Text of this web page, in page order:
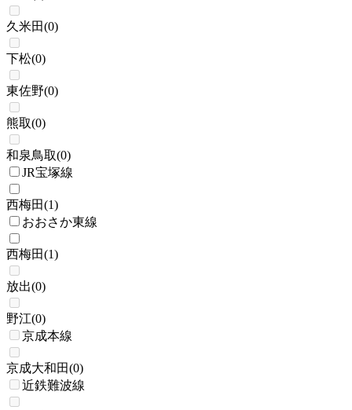
久米田(0)
下松(0)
東佐野(0)
熊取(0)
和泉鳥取(0)
JR宝塚線
西梅田(1)
おおさか東線
西梅田(1)
放出(0)
野江(0)
京成本線
京成大和田(0)
近鉄難波線